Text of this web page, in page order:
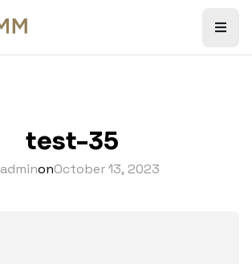
test-35
adminonOctober 13, 2023